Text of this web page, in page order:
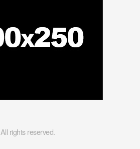
All rights reserved.